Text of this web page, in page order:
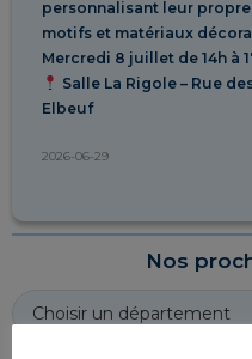
personnalisant leur
motifs et matériaux
Mercredi 8 juillet de 14h à
Salle La Rigole – Rue
Elbeuf
2026-06-29
Nos